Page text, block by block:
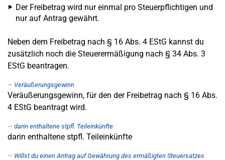
Der Freibetrag wird nur einmal pro Steuerpflichtigen und
nur auf Antrag gewährt.
Neben dem Freibetrag nach § 16 Abs. 4 EStG kannst du
zusätzlich noch die Steuerermäßigung nach § 34 Abs. 3
EStG beantragen.
Veräußerungsgewinn
Veräußerungsgewinn, für den der Freibetrag nach § 16 Abs.
4 EStG beantragt wird.
darin enthaltene stpfl. Teileinkünfte
darin enthaltene stpfl. Teileinkünfte
Willst du einen Antrag auf Gewährung des ermäßigten Steuersatzes